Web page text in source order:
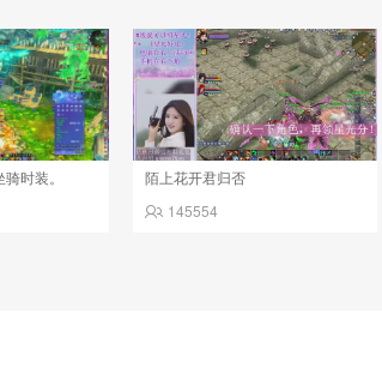
时装。
陌上花开君归否
145554